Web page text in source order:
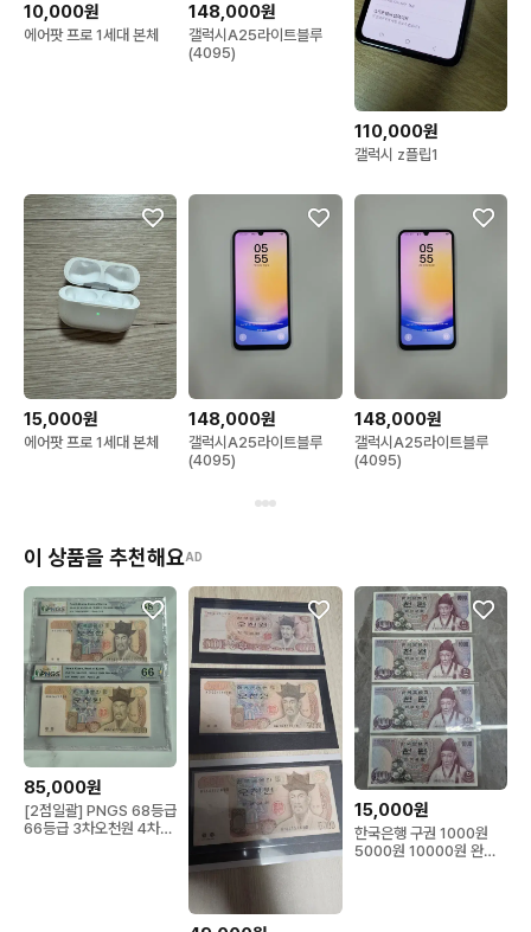
10,000원
에어팟 프로 1세대 본체
148,000원
갤럭시A25라이트블루
(4095)
110,000원
갤럭시 z플립1
15,000원
에어팟 프로 1세대 본체
148,000원
갤럭시A25라이트블루
(4095)
148,000원
갤럭시A25라이트블루
(4095)
이 상품을 추천해요AD
85,000원
[2점일괄] PNGS 68등급
66등급 3차오천원 4차오
15,000원
한국은행 구권 1000원
5000원 10000원 완전